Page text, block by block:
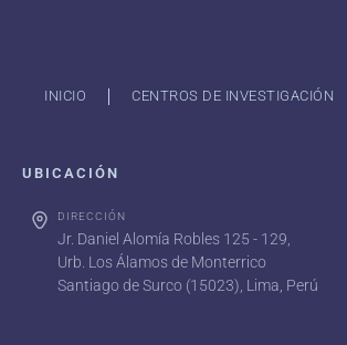
INICIO CENTROS DE INVESTIGACIÓN
UBICACIÓN
DIRECCIÓN
Jr. Daniel Alomía Robles 125 - 129,
Urb. Los Álamos de Monterrico
Santiago de Surco (15023), Lima, Perú